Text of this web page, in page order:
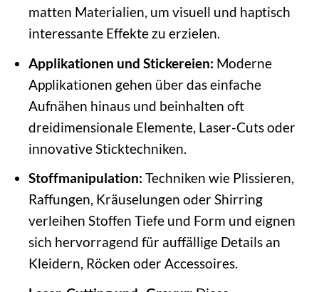
matten Materialien, um visuell und haptisch
interessante Effekte zu erzielen.
Applikationen und Stickereien: Moderne
Applikationen gehen über das einfache
Aufnähen hinaus und beinhalten oft
dreidimensionale Elemente, Laser-Cuts oder
innovative Sticktechniken.
Stoffmanipulation: Techniken wie Plissieren,
Raffungen, Kräuselungen oder Shirring
verleihen Stoffen Tiefe und Form und eignen
sich hervorragend für auffällige Details an
Kleidern, Röcken oder Accessoires.